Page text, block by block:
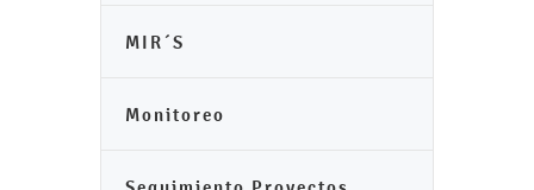
MIR´S
Monitoreo